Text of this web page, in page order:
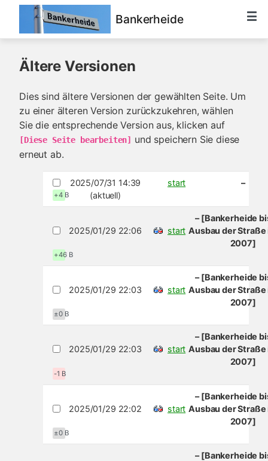
Bankerheide
Ältere Versionen
Dies sind ältere Versionen der gewählten Seite. Um
zu einer älteren Version zurückzukehren, wählen
Sie die entsprechende Version aus, klicken auf
[Diese Seite bearbeiten]
und speichern Sie diese
erneut ab.
2025/07/31 14:39 start –
+4 B (aktuell)
2025/01/29 22:06 start
– [Bankerheide
Ausbau der Straße
2007]
+46 B
2025/01/29 22:03 start
– [Bankerheide
Ausbau der Straße
2007]
±0 B
2025/01/29 22:03 start
– [Bankerheide
Ausbau der Straße
2007]
-1 B
2025/01/29 22:02 start
– [Bankerheide
Ausbau der Straße
2007]
±0 B
– [Bankerheide